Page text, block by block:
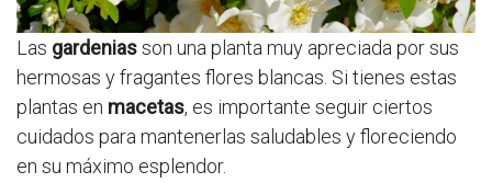
Las gardeniasson una planta muy apreciada por sus
hermosas y fragantes flores blancas. Si tienes estas
plantas en macetas, es importante seguir ciertos
cuidados para mantenerlas saludables y floreciendo
en su máximo esplendor.